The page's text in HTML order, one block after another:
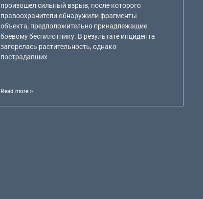
произошел сильный взрыв, после которого
правоохранители обнаружили фрагменты
объекта, предположительно принадлежащие
боевому беспилотнику. В результате инцидента
загорелась растительность, однако
пострадавших
Read more >